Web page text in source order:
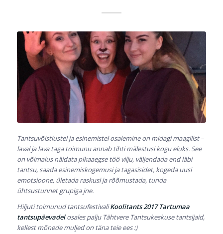
Tantsuvõistlustel ja esinemistel osalemine on midagi maagilist –
laval ja lava taga toimunu annab tihti mälestusi kogu eluks. See
on võimalus näidata pikaaegse töö vilju, väljendada end läbi
tantsu, saada esinemiskogemusi ja tagasisidet, kogeda uusi
emotsioone, ületada raskusi ja rõõmustada, tunda
ühtsustunnet grupiga jne.
Hiljuti toimunud tantsufestivaliKoolitants 2017 Tartumaa
tantsupäevadelosales palju Tähtvere Tantsukeskuse tantsijaid,
kellest mõnede muljed on täna teie ees :)